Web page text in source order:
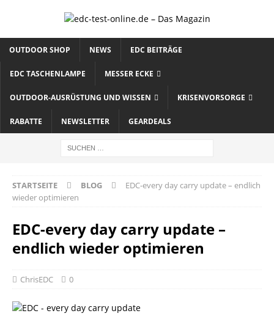
OUTDOOR SHOP NEWS EDC BEITRÄGE
EDC TASCHENLAMPE MESSER ECKE
OUTDOOR-AUSRÜSTUNG UND WISSEN KRISENVORSORGE
RABATTE NEWSLETTER GEARDEALS
STARTSEITE BLOG
EDC-every day carry update – endlich
wieder optimieren
EDC-every day carry update –
endlich wieder optimieren
ChrisEDC 0